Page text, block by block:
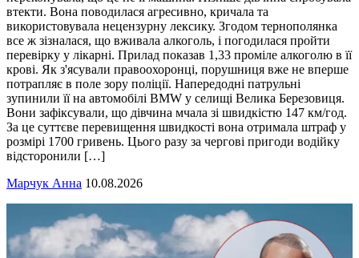
втекти. Вона поводилася агресивно, кричала та
використовувала нецензурну лексику. Згодом тернополянка
все ж зізналася, що вживала алкоголь, і погодилася пройти
перевірку у лікарні. Прилад показав 1,33 проміле алкоголю в її
крові. Як з'ясували правоохоронці, порушниця вже не вперше
потрапляє в поле зору поліції. Напередодні патрульні
зупинили її на автомобілі BMW у селищі Велика Березовиця.
Вони зафіксували, що дівчина мчала зі швидкістю 147 км/год.
За це суттєве перевищення швидкості вона отримала штраф у
розмірі 1700 гривень. Цього разу за чергові пригоди водійку
відсторонили […]
Марчук Анна 10.08.2026